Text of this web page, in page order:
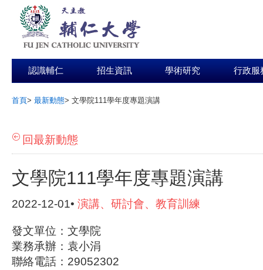
認識輔仁 招生資訊 學術研究 行政服
首頁> 最新動態> 文學院111學年度專題演講
回最新動態
文學院111學年度專題演講
2022-12-01• 演講、研討會、教育訓練
發文單位：文學院
業務承辦：袁小涓
聯絡電話：29052302